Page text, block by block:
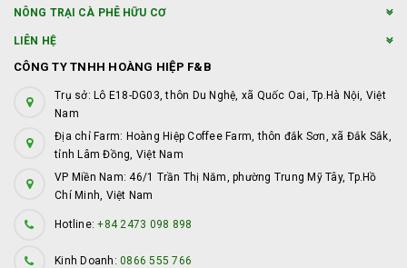
NÔNG TRẠI CÀ PHÊ HỮU CƠ
LIÊN HỆ
CÔNG TY TNHH HOÀNG HIỆP F&B
Trụ sở: Lô E18-DG03, thôn Du Nghệ, xã Quốc Oai, Tp.Hà Nội, Việt
Nam
Địa chỉ Farm: Hoàng Hiệp Coffee Farm, thôn đắk Sơn, xã Đắk Sắk,
tỉnh Lâm Đồng, Việt Nam
VP Miền Nam: 46/1 Trần Thị Năm, phường Trung Mỹ Tây, Tp.Hồ
Chí Minh, Việt Nam
Hotline:+84 2473 098 898
Kinh Doanh: 0866 555 766